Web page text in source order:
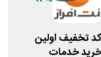
کد تخفیف اولین
خرید خدمات